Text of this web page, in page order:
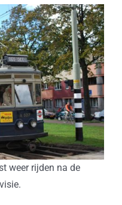
weer rijden na de